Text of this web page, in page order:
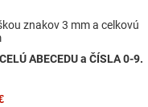
znakov 3 mm a celkovú
ABECEDU a ČÍSLA 0-9.